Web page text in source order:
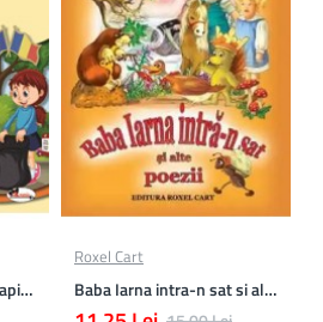
Cu Aramis reusesc: Recapitulare si evaluare - Clasa a 4-a (Matematica, Stiinte ale naturii si Educatie civica)
Roxel Cart
Baba Iarna intra-n sat si alte poezii